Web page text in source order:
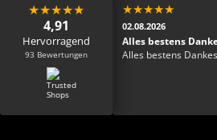
★★★★★
4,91
Hervorragend
93 Bewertungen
Mega toller
schon zu schade
sehr netter
und der Schuh
Hammer ab sofort
erkoren
einen von sechs
★★★★★
02.08.2026
Alles bestens
Alles bestens